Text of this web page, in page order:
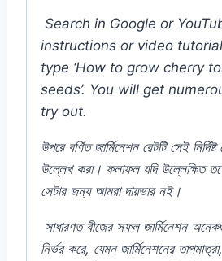
Search in Google or
instructions or video
type ‘How to grow cherry
seeds’. You will get
try out.
উপরে বর্ণিত জার্মিনেশন রেটটি সেই নির্দিষ্ট
উল্লেখ করা। ফলাফল যদি উল্লেক্ষিত
সেটার জন্য আমরা দায়ভার নই।
সাধারণত বীজের সফল জার্মিনেশন
নির্ভর করে, যেমন জার্মিনেশনের তাপমাত্রা,